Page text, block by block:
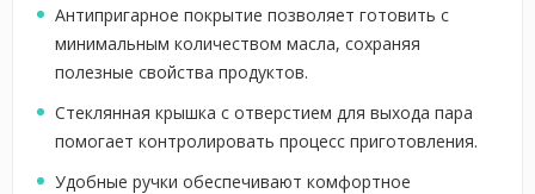
Антипригарное покрытие позволяет готовить с
минимальным количеством масла, сохраняя
полезные свойства продуктов.
Стеклянная крышка с отверстием для выхода пара
помогает контролировать процесс приготовления.
Удобные ручки обеспечивают комфортное